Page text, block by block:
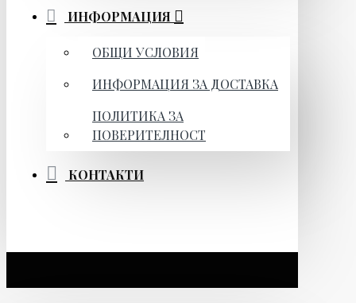
ИНФОРМАЦИЯ
ОБЩИ УСЛОВИЯ
ИНФОРМАЦИЯ ЗА ДОСТАВКА
ПОЛИТИКА ЗА
ПОВЕРИТЕЛНОСТ
КОНТАКТИ